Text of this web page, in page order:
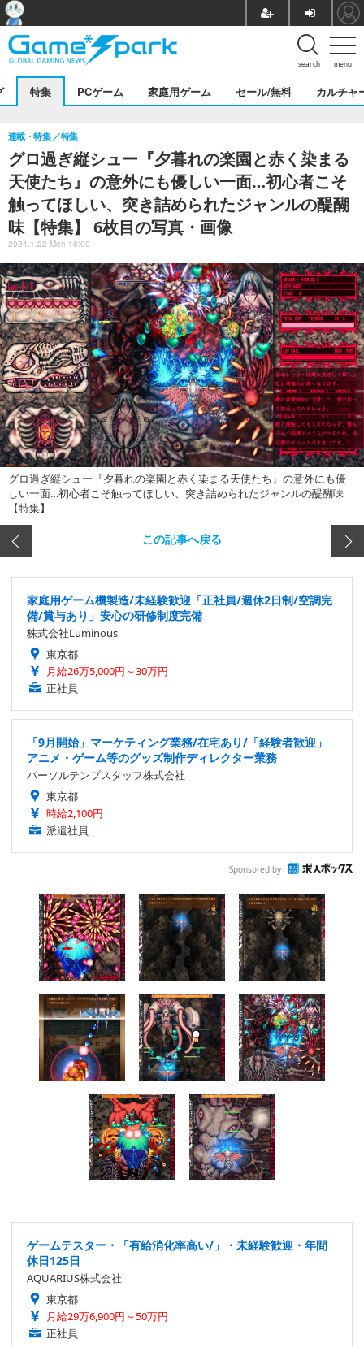
menu
search
特集 PCゲーム 家庭用ゲーム セール/無料 カルチャ
グロ過ぎ縦シュー『夕暮れの楽園と赤く染まる
天使たち』の意外にも優しい一面…初心者こそ
触ってほしい、突き詰められたジャンルの醍醐
味【特集】 6枚目の写真・画像
連載・特集 特集
2024.1.22 Mon 18:00
グロ過ぎ縦シュー『夕暮れの楽園と赤く染まる天使たち』の意外にも優
しい一面…初心者こそ触ってほしい、突き詰められたジャンルの醍醐味
【特集】
この記事へ戻る
家庭用ゲーム機製造/未経験歓迎「正社員/週休2日制/空調完
備/賞与あり」安心の研修制度完備
株式会社Luminous
東京都
月給26万5,000円～30万円
正社員
「9月開始」マーケティング業務/在宅あり/「経験者歓迎」
アニメ・ゲーム等のグッズ制作ディレクター業務
パーソルテンプスタッフ株式会社
東京都
時給2,100円
派遣社員
Sponsored by
ゲームテスター・「有給消化率高い/」・未経験歓迎・年間
休日125日
AQUARIUS株式会社
東京都
月給29万6,900円～50万円
正社員